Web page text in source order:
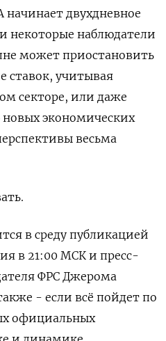
двухдневное
некоторые наблюдатели
может приостановить
ставок, учитывая
секторе, или даже
экономических
весьма
в среду публикацией
в 21:00 МСК и пресс-
ФРС Джерома
- если всё пойдет по
официальных